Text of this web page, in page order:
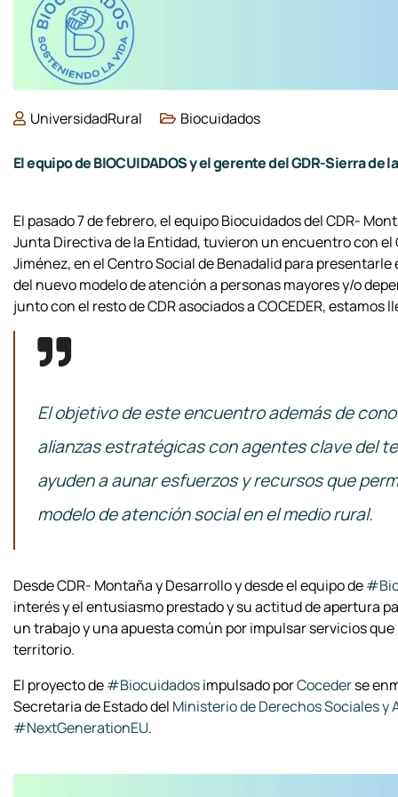
UniversidadRural Biocuidados
El equipo de BIOCUIDADOS y el gerente del GDR-Sierra de
El pasado 7 de febrero, el equipo Biocuidados del CDR-
Junta Directiva de la Entidad, tuvieron un encuentro con el
Jiménez, en el Centro Social de Benadalid para
del nuevo modelo de atención a personas mayores y/o
junto con el resto de CDR asociados a COCEDER, estamos
El objetivo de este encuentro además de
alianzas estratégicas con agentes clave del
ayuden a aunar esfuerzos y recursos que
modelo de atención social en el medio rural.
Desde CDR- Montaña y Desarrollo y desde el equipo de
interés y el entusiasmo prestado y su actitud de apertura
un trabajo y una apuesta común por impulsar servicios
territorio.
El proyecto de#Biocuidadosimpulsado porCocederse
Secretaria de Estado del Ministerio de Derechos Sociales y
#NextGenerationEU.